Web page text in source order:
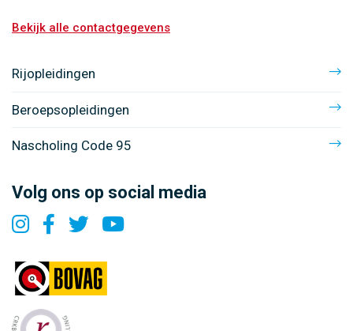
Bekijk alle contactgegevens
Rijopleidingen
Beroepsopleidingen
Nascholing Code 95
Volg ons op social media